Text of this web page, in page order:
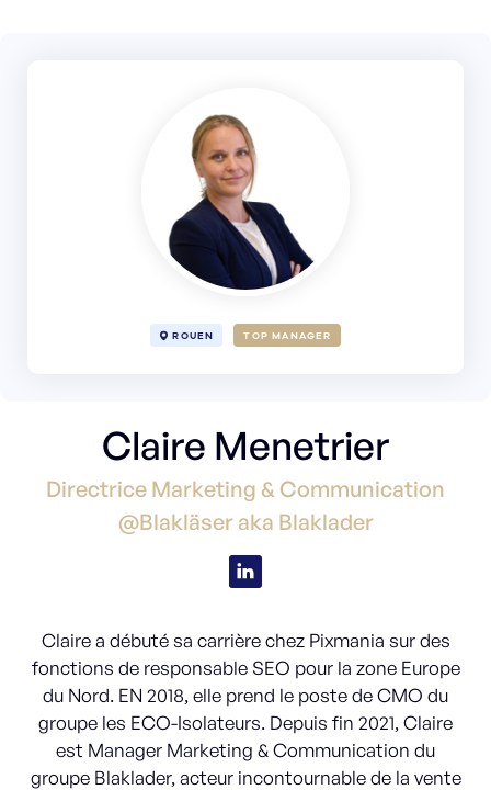
ROUEN TOP MANAGER
Claire Menetrier
Directrice Marketing & Communication
@Blakläser aka Blaklader
Claire a débuté sa carrière chez Pixmania sur des
fonctions de responsable SEO pour la zone Europe
du Nord. EN 2018, elle prend le poste de CMO du
groupe les ECO-Isolateurs. Depuis fin 2021, Claire
est Manager Marketing & Communication du
groupe Blaklader, acteur incontournable de la vente